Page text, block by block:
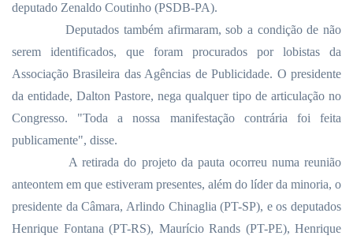
deputado Zenaldo Coutinho (PSDB-PA).
Deputados também afirmaram, sob a condição de não
serem identificados, que foram procurados por lobistas da
Associação Brasileira das Agências de Publicidade. O presidente
da entidade, Dalton Pastore, nega qualquer tipo de articulação no
Congresso. "Toda a nossa manifestação contrária foi feita
publicamente", disse.
A retirada do projeto da pauta ocorreu numa reunião
anteontem em que estiveram presentes, além do líder da minoria, o
presidente da Câmara, Arlindo Chinaglia (PT-SP), e os deputados
Henrique Fontana (PT-RS), Maurício Rands (PT-PE), Henrique